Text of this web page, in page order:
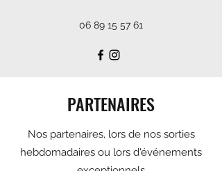
06 89 15 57 61
PARTENAIRES
Nos partenaires, lors de nos sorties
hebdomadaires ou lors d'événements